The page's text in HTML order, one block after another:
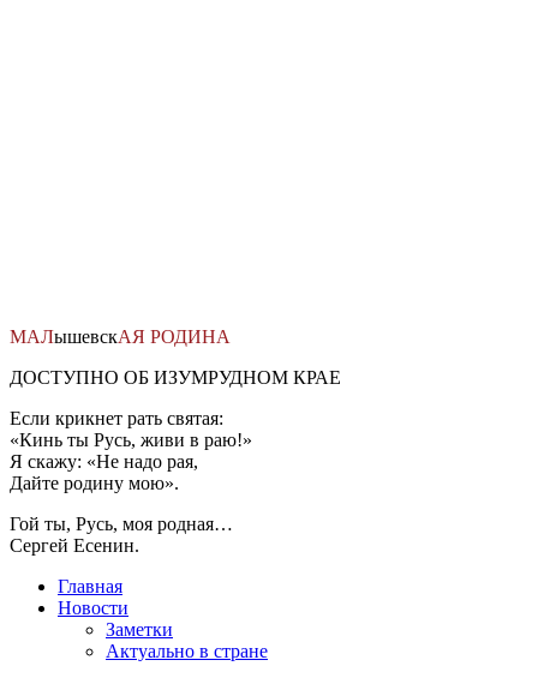
МАЛышевскАЯ РОДИНА
ДОСТУПНО ОБ ИЗУМРУДНОМ КРАЕ
Если крикнет рать святая:
«Кинь ты Русь, живи в раю!»
Я скажу: «Не надо рая,
Дайте родину мою».
Гой ты, Русь, моя родная…
Сергей Есенин.
Главная
Новости
Заметки
Актуально в стране